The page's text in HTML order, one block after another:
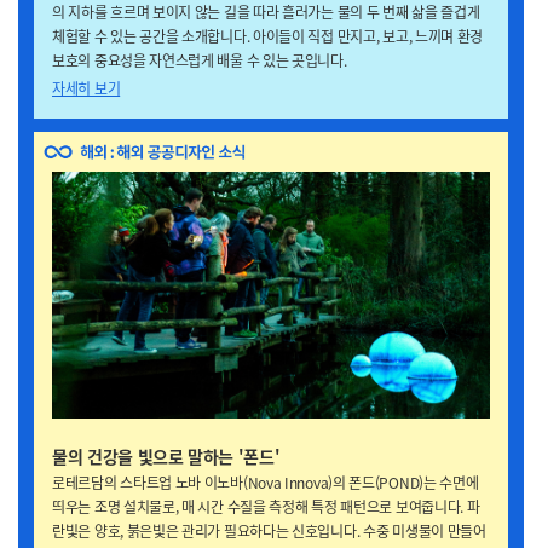
의 지하를 흐르며 보이지 않는 길을 따라 흘러가는 물의 두 번째 삶을 즐겁게
체험할 수 있는 공간을 소개합니다. 아이들이 직접 만지고, 보고, 느끼며 환경
보호의 중요성을 자연스럽게 배울 수 있는 곳입니다.
자세히 보기
물의 건강을 빛으로 말하는 '폰드'
로테르담의 스타트업 노바 이노바(Nova Innova)의 폰드(POND)는 수면에
띄우는 조명 설치물로, 매 시간 수질을 측정해 특정 패턴으로 보여줍니다. 파
란빛은 양호, 붉은빛은 관리가 필요하다는 신호입니다. 수중 미생물이 만들어